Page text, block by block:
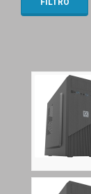
FILTRO